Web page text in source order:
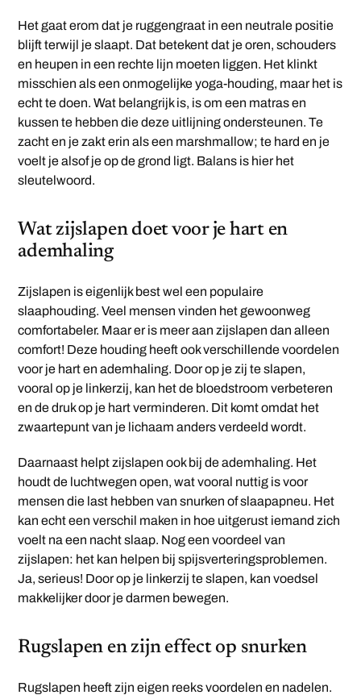
Het gaat erom dat je ruggengraat in een neutrale positie
blijft terwijl je slaapt. Dat betekent dat je oren, schouders
en heupen in een rechte lijn moeten liggen. Het klinkt
misschien als een onmogelijke yoga-houding, maar het is
echt te doen. Wat belangrijk is, is om een matras en
kussen te hebben die deze uitlijning ondersteunen. Te
zacht en je zakt erin als een marshmallow; te hard en je
voelt je alsof je op de grond ligt. Balans is hier het
sleutelwoord.
Wat zijslapen doet voor je hart en
ademhaling
Zijslapen is eigenlijk best wel een populaire
slaaphouding. Veel mensen vinden het gewoonweg
comfortabeler. Maar er is meer aan zijslapen dan alleen
comfort! Deze houding heeft ook verschillende voordelen
voor je hart en ademhaling. Door op je zij te slapen,
vooral op je linkerzij, kan het de bloedstroom verbeteren
en de druk op je hart verminderen. Dit komt omdat het
zwaartepunt van je lichaam anders verdeeld wordt.
Daarnaast helpt zijslapen ook bij de ademhaling. Het
houdt de luchtwegen open, wat vooral nuttig is voor
mensen die last hebben van snurken of slaapapneu. Het
kan echt een verschil maken in hoe uitgerust iemand zich
voelt na een nacht slaap. Nog een voordeel van
zijslapen: het kan helpen bij spijsverteringsproblemen.
Ja, serieus! Door op je linkerzij te slapen, kan voedsel
makkelijker door je darmen bewegen.
Rugslapen en zijn effect op snurken
Rugslapen heeft zijn eigen reeks voordelen en nadelen.